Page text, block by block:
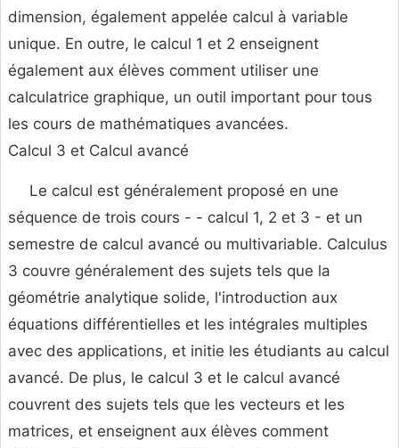
dimension, également appelée calcul à variable
unique. En outre, le calcul 1 et 2 enseignent
également aux élèves comment utiliser une
calculatrice graphique, un outil important pour tous
les cours de mathématiques avancées.
Calcul 3 et Calcul avancé
Le calcul est généralement proposé en une
séquence de trois cours - - calcul 1, 2 et 3 - et un
semestre de calcul avancé ou multivariable. Calculus
3 couvre généralement des sujets tels que la
géométrie analytique solide, l'introduction aux
équations différentielles et les intégrales multiples
avec des applications, et initie les étudiants au calcul
avancé. De plus, le calcul 3 et le calcul avancé
couvrent des sujets tels que les vecteurs et les
matrices, et enseignent aux élèves comment